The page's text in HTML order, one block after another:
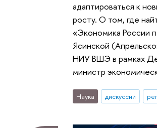
адаптироваться к
росту. О том, где
«Экономика России
Ясинской
НИУ ВШЭ в рамках
министр
Наука дискуссии